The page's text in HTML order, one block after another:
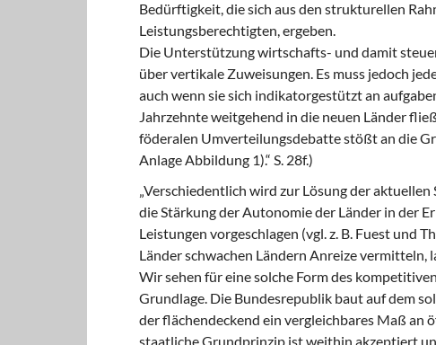
Bedürftigkeit, die sich aus den strukturellen
Leistungsberechtigten, ergeben.
Die Unterstützung wirtschafts- und damit
über vertikale Zuweisungen. Es muss jedoch
auch wenn sie sich indikatorgestützt an
Jahrzehnte weitgehend in die neuen Länder
föderalen Umverteilungsdebatte stößt an die
Anlage Abbildung 1).“ S. 28f.)
„Verschiedentlich wird zur Lösung der
die Stärkung der Autonomie der Länder in der
Leistungen vorgeschlagen (vgl. z. B. Fuest und
Länder schwachen Ländern Anreize
Wir sehen für eine solche Form des
Grundlage. Die Bundesrepublik baut auf dem
der flächendeckend ein vergleichbares Maß an
staatliche Grundprinzip ist weithin akzeptiert